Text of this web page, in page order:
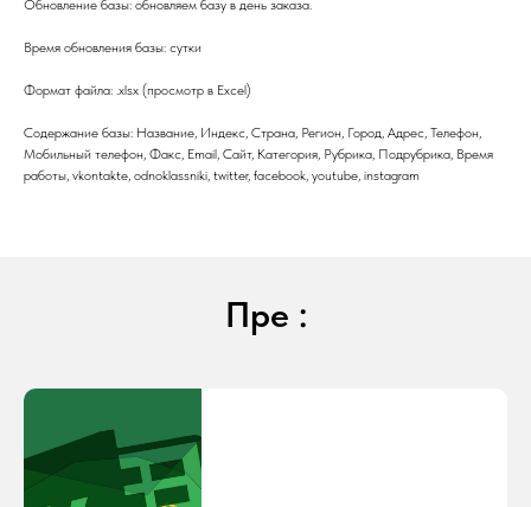
Обновление базы: обновляем базу в день заказа.
Время обновления базы: сутки
Формат файла: .xlsx (просмотр в Excel)
Содержание базы: Название, Индекс, Страна, Регион, Город, Адрес, Телефон,
Мобильный телефон, Факс, Email, Сайт, Категория, Рубрика, Подрубрика, Время
работы, vkontakte, odnoklassniki, twitter, facebook, youtube, instagram
Пре :